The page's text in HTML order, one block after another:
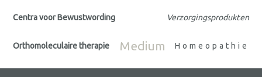
Centra voor Bewustwording Verzorgingsprodukten
Orthomoleculaire therapie Medium Homeopathie